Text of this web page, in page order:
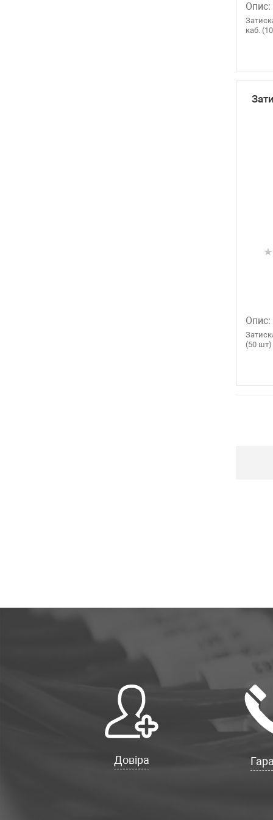
Опис:
каб.
Опис:
(50
Довіра